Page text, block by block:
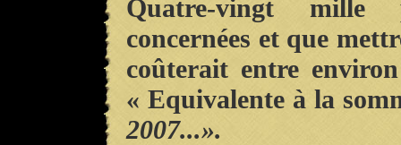
Quatre-vingt mille
concernées et que
coûterait entre
« Equivalente à la
2007...».